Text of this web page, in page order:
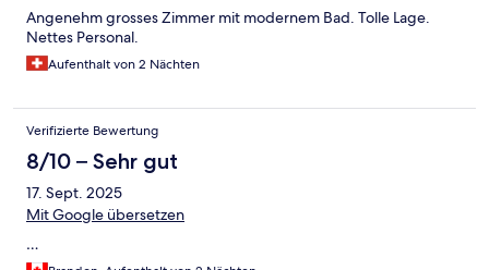
Angenehm grosses Zimmer mit modernem Bad. Tolle Lage.
Nettes Personal.
Aufenthalt von 2 Nächten
Verifizierte Bewertung
8/10 – Sehr gut
17. Sept. 2025
Mit Google übersetzen
…